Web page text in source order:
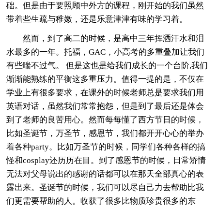
础。但是由于要照顾中外方的课程，刚开始的我们虽然
带着些生疏与稚嫩，还是乐意津津有味的学习着。
然而，到了高二的时候，是高中三年挥洒汗水和泪
水最多的一年。托福，GAC，小高考的多重叠加让我们
有些喘不过气。 但是这也是给我们成长的一个台阶,我们
渐渐能熟练的平衡这多重压力。值得一提的是，不仅在
学业上有很多要求，在课外的时候老师总是要求我们用
英语对话，虽然我们常常抱怨，但是到了最后还是体会
到了老师的良苦用心。然而每每懂了西方节日的时候，
比如圣诞节，万圣节，感恩节，我们都开开心心的举办
着各种party。比如万圣节的时候，同学们各种各样的搞
怪和cosplay还历历在目。到了感恩节的时候，日常矫情
无法对父母说出的感谢的话都可以在那天全部真心的表
露出来。圣诞节的时候，我们可以尽自己力去帮助比我
们更需要帮助的人。收获了很多比物质珍贵很多的东